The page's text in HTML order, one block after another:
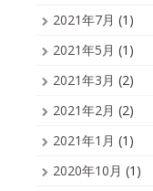
2021年7月 (1)
2021年5月 (1)
2021年3月 (2)
2021年2月 (2)
2021年1月 (1)
2020年10月 (1)